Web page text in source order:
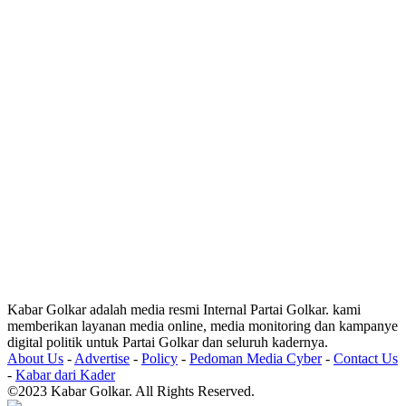
Kabar Golkar adalah media resmi Internal Partai Golkar. kami
memberikan layanan media online, media monitoring dan kampanye
digital politik untuk Partai Golkar dan seluruh kadernya.
About Us - Advertise - Policy - Pedoman Media Cyber- Contact Us
- Kabar dari Kader
©2023 Kabar Golkar. All Rights Reserved.